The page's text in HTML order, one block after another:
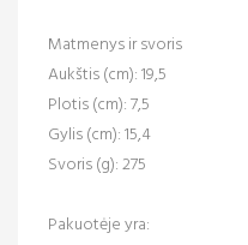
Matmenys ir svoris
Aukštis (cm): 19,5
Plotis (cm): 7,5
Gylis (cm): 15,4
Svoris (g): 275
Pakuotėje yra: